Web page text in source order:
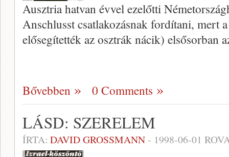
Ausztria hatvan évvel ezelőtti
Anschlusst csatlakozásnak fordítani, mert
elősegítették az osztrák nácik) elsősorban
Bővebben 0 Comments
LÁSD: SZERELEM
ÍRTA: DAVID GROSSMANN- 1998-06-01